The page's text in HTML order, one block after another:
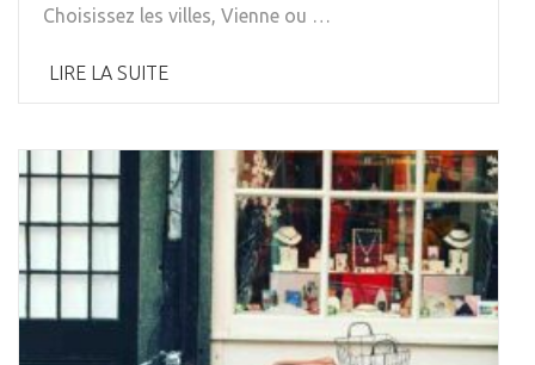
Choisissez les villes, Vienne ou …
LIRE LA SUITE